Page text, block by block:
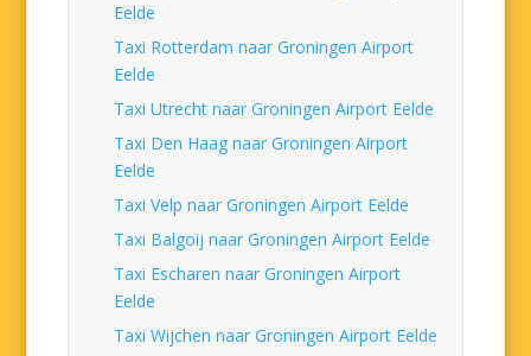
Eelde
Taxi Rotterdam naar Groningen Airport
Eelde
Taxi Utrecht naar Groningen Airport Eelde
Taxi Den Haag naar Groningen Airport
Eelde
Taxi Velp naar Groningen Airport Eelde
Taxi Balgoij naar Groningen Airport Eelde
Taxi Escharen naar Groningen Airport
Eelde
Taxi Wijchen naar Groningen Airport Eelde